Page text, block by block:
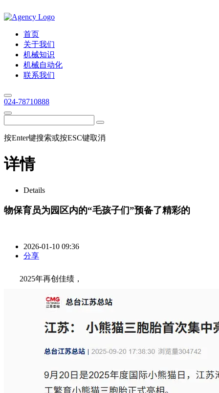
首页
关于我们
机械知识
机械自动化
联系我们
024-78710888
按Enter键搜索或按ESC键取消
详情
Details
物保育员为园区内的“毛孩子们”预备了精彩的
2026-01-10 09:36
分享
2025年再创佳绩，